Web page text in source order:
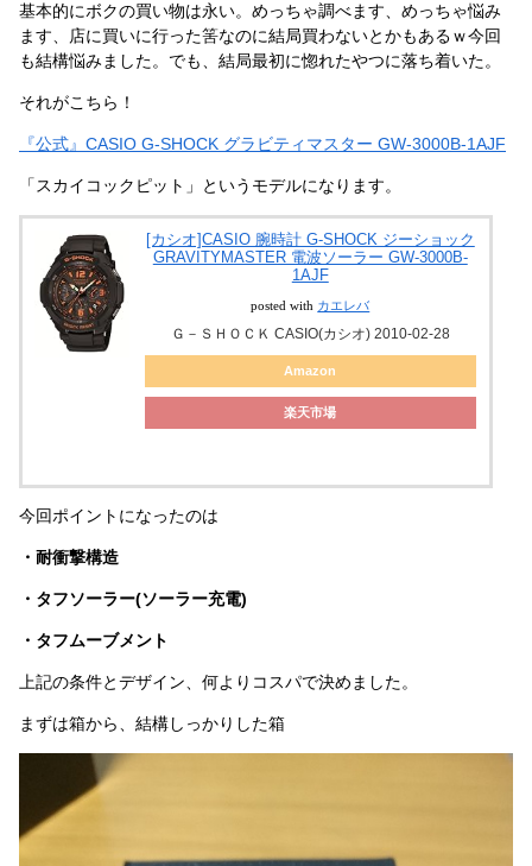
基本的にボクの買い物は永い。めっちゃ調べます、めっちゃ悩み
ます、店に買いに行った筈なのに結局買わないとかもあるｗ今回
も結構悩みました。でも、結局最初に惚れたやつに落ち着いた。
それがこちら！
『公式』CASIO G-SHOCK グラビティマスター GW-3000B-1AJF
「スカイコックピット」というモデルになります。
[カシオ]CASIO 腕時計 G-SHOCK ジーショック
GRAVITYMASTER 電波ソーラー GW-3000B-
1AJF
posted with カエレバ
Ｇ－ＳＨＯＣＫ CASIO(カシオ) 2010-02-28
Amazon
楽天市場
今回ポイントになったのは
・耐衝撃構造
・タフソーラー(ソーラー充電)
・タフムーブメント
上記の条件とデザイン、何よりコスパで決めました。
まずは箱から、結構しっかりした箱